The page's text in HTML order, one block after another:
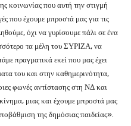
κοινωνίας που αυτή την στιγμή
που έχουμε μπροστά μας για τις
όχι να γυρίσουμε πάλι σε ένα
τα μέλη του ΣΥΡΙΖΑ, να
πραγματικά εκεί που μας έχει
του και στην καθημερινότητα,
φωνές αντίστασης στη ΝΔ και
μιας και έχουμε μπροστά μας
της δημόσιας παιδείας».